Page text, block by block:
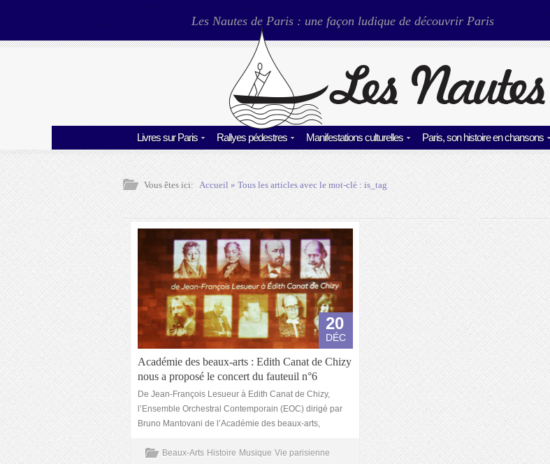
Les Nautes de Paris : une façon ludique de découvrir Paris
Livres sur Paris Rallyes pédestres Manifestations culturelles Paris, son histoire en chansons
Vous êtes ici: Accueil» Tous les articles avec le mot-clé :is_tag
20
DÉC
Académie des beaux-arts : Edith Canat de Chizy
nous a proposé le concert du fauteuil n°6
De Jean-François Lesueur à Edith Canat de Chizy,
l’Ensemble Orchestral Contemporain (EOC) dirigé par
Bruno Mantovani de l’Académie des beaux-arts,
Beaux-Arts Histoire Musique Vie parisienne